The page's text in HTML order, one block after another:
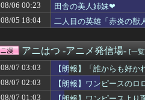
08/06 00:23
田舎の美人姉妹❤
08/05 18:04
二人目の英雄「赤炎の獣
アニはつ -アニメ発信場- [一覧]
08/07 03:03
【朗報】「誰からも好
08/07 02:03
【朗報】ワンピースの
08/07 01:03